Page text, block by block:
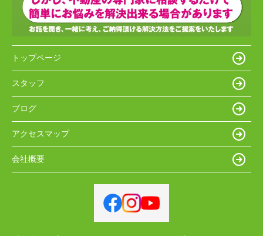
トップページ
スタッフ
ブログ
アクセスマップ
会社概要